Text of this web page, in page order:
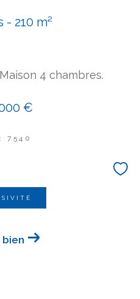
- 210 m²
4 chambres.
€
7540
bien
DE COEUR